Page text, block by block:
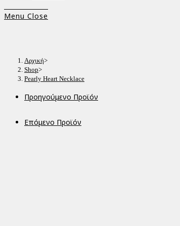
Menu Close
Αρχική>
Shop>
Pearly Heart Necklace
Προηγούμενο Προϊόν
Επόμενο Προϊόν